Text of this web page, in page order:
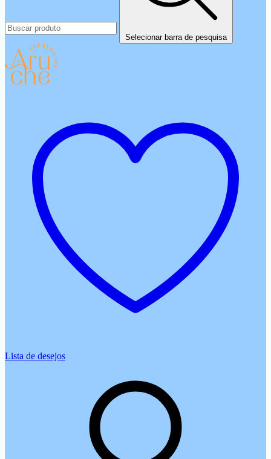
Selecionar barra de pesquisa
Lista de desejos